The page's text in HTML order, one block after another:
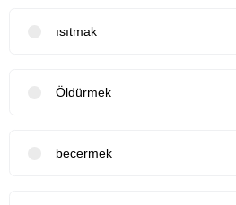
ısıtmak
Öldürmek
becermek